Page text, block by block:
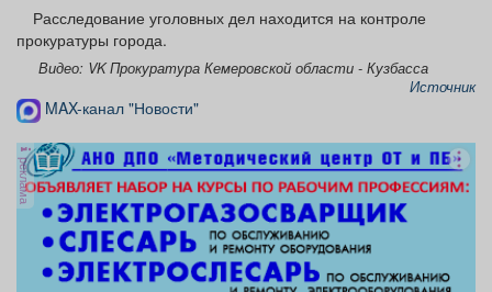
Расследование уголовных дел находится на контроле
прокуратуры города.
Видео: VK Прокуратура Кемеровской области - Кузбасса
Источник
MAX-канал "Новости"
реклама